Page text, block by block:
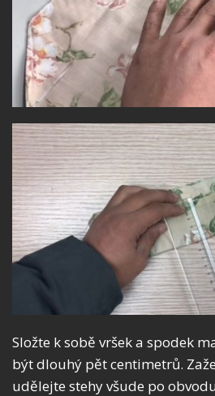
Složte k sobě vršek a spodek
být dlouhý pět centimetrů.
udělejte stehy všude po